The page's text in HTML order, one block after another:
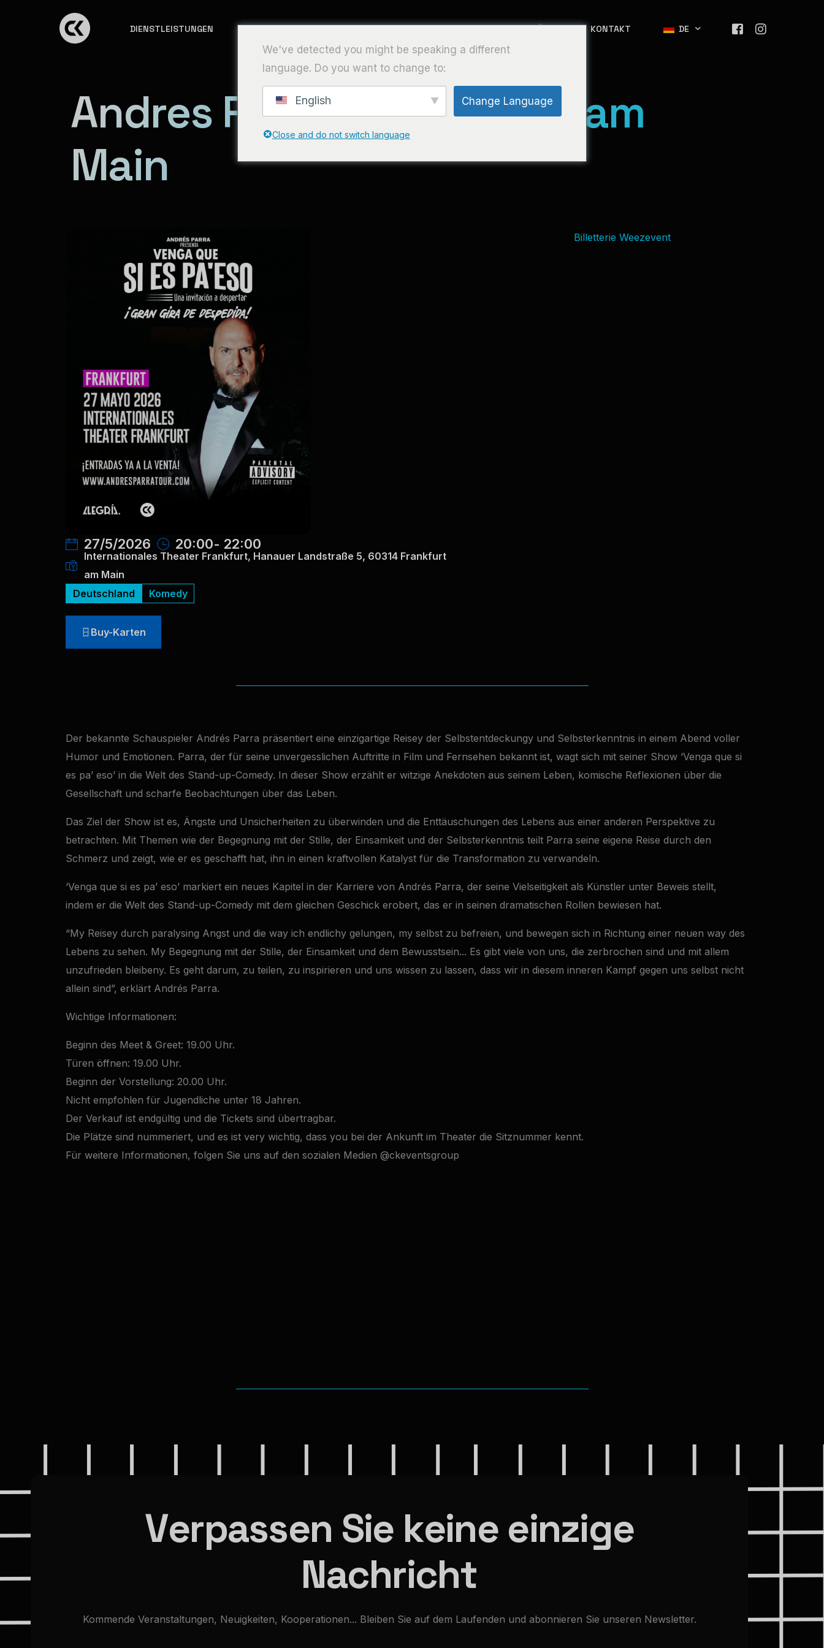
DIENSTLEISTUNGEN MÄRKTE VERANSTALTUNGEN PARTNERSCHAFTEN ÜBER KONTAKT DE
Andres Parra in Frankfurt am
Main
27/5/2026 20:00- 22:00
Internationales Theater Frankfurt, Hanauer Landstraße 5, 60314 Frankfurt
am Main
Deutschland
Komedy
Buy-Karten
Billetterie Weezevent
Der bekannte Schauspieler Andrés Parra präsentiert eine einzigartige Reisey der Selbstentdeckungy und Selbsterkenntnis in einem Abend voller
Humor und Emotionen. Parra, der für seine unvergesslichen Auftritte in Film und Fernsehen bekannt ist, wagt sich mit seiner Show ‘Venga que si
es pa’ eso’ in die Welt des Stand-up-Comedy. In dieser Show erzählt er witzige Anekdoten aus seinem Leben, komische Reflexionen über die
Gesellschaft und scharfe Beobachtungen über das Leben.
Das Ziel der Show ist es, Ängste und Unsicherheiten zu überwinden und die Enttäuschungen des Lebens aus einer anderen Perspektive zu
betrachten. Mit Themen wie der Begegnung mit der Stille, der Einsamkeit und der Selbsterkenntnis teilt Parra seine eigene Reise durch den
Schmerz und zeigt, wie er es geschafft hat, ihn in einen kraftvollen Katalyst für die Transformation zu verwandeln.
‘Venga que si es pa’ eso’ markiert ein neues Kapitel in der Karriere von Andrés Parra, der seine Vielseitigkeit als Künstler unter Beweis stellt,
indem er die Welt des Stand-up-Comedy mit dem gleichen Geschick erobert, das er in seinen dramatischen Rollen bewiesen hat.
“My Reisey durch paralysing Angst und die way ich endlichy gelungen, my selbst zu befreien, und bewegen sich in Richtung einer neuen way des
Lebens zu sehen. My Begegnung mit der Stille, der Einsamkeit und dem Bewusstsein... Es gibt viele von uns, die zerbrochen sind und mit allem
unzufrieden bleibeny. Es geht darum, zu teilen, zu inspirieren und uns wissen zu lassen, dass wir in diesem inneren Kampf gegen uns selbst nicht
allein sind”, erklärt Andrés Parra.
Wichtige Informationen:
Beginn des Meet & Greet: 19.00 Uhr.
Türen öffnen: 19.00 Uhr.
Beginn der Vorstellung: 20.00 Uhr.
Nicht empfohlen für Jugendliche unter 18 Jahren.
Der Verkauf ist endgültig und die Tickets sind übertragbar.
Die Plätze sind nummeriert, und es ist very wichtig, dass you bei der Ankunft im Theater die Sitznummer kennt.
Für weitere Informationen, folgen Sie uns auf den sozialen Medien @ckeventsgroup
Verpassen Sie keine einzige
Nachricht
Kommende Veranstaltungen, Neuigkeiten, Kooperationen... Bleiben Sie auf dem Laufenden und abonnieren Sie unseren Newsletter.
We've detected you might be speaking a different
language. Do you want to change to:
English Change Language
Close and do not switch language